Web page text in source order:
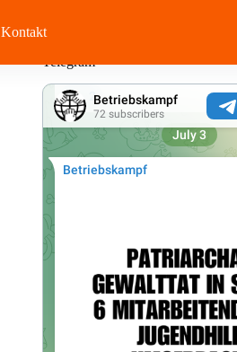
Kontakt
Telegram